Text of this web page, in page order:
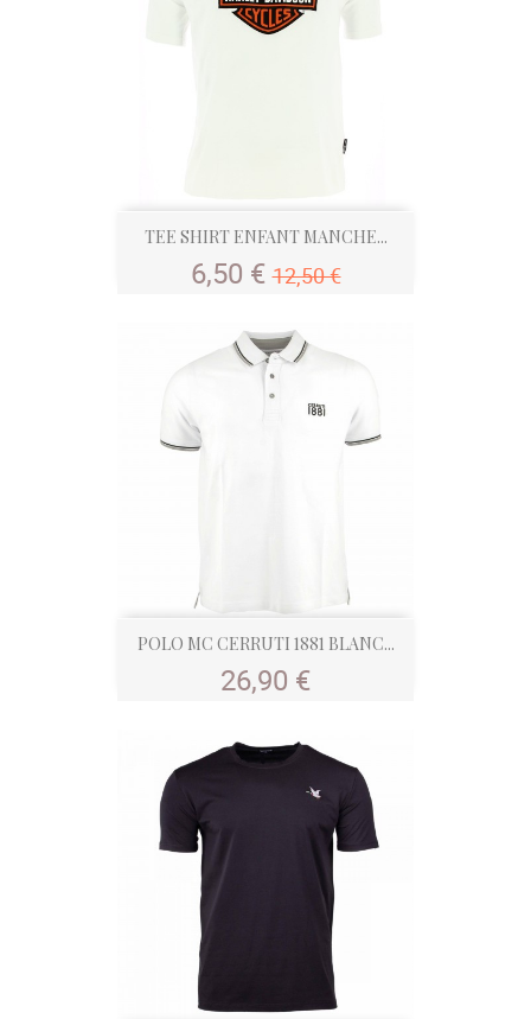
TEE SHIRT ENFANT MANCHE...
Prix
6,50 €Prix
normal
12,50 €
POLO MC CERRUTI 1881 BLANC...
Prix
26,90 €